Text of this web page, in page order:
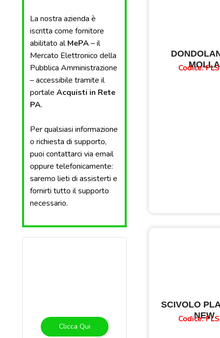
La nostra azienda è
iscritta come fornitore
abilitato alMePA– il
Mercato Elettronico della
Pubblica Amministrazione
– accessibile tramite il
portale Acquisti in Rete
PA.
Per qualsiasi informazione
o richiesta di supporto,
puoi contattarci via email
oppure telefonicamente:
saremo lieti di assisterti e
fornirti tutto il supporto
necessario.
Clicca Qui
MOLLA
Codice:
SCIVOLO
NEW
Codice: